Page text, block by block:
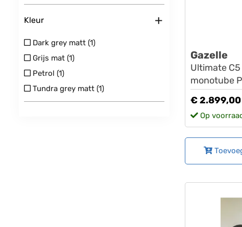
Kleur +
Dark grey matt (1)
Grijs mat (1)
Petrol (1)
Tundra grey matt (1)
Gazelle
Ultimate C5
monotube
€ 2.899,00
Op